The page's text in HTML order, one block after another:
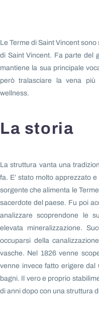
Le Terme di Saint Vincent
di Saint Vincent. Fa parte del
mantiene la sua principale
però tralasciare la vena
wellness.
La storia
La struttura vanta una
fa. E’ stato molto apprezzato
sorgente che alimenta le
sacerdote del paese. Fu poi
analizzare scoprendone le
elevata mineralizzazione.
occuparsi della
vasche. Nel 1826 venne
venne invece fatto erigere dal
bagni. Il vero e proprio
di anni dopo con una struttura